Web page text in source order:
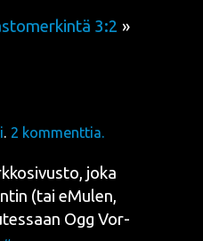
3:2 »
. 2 kommenttia.
joka
in (tai eMu­len,
Ogg Vor­